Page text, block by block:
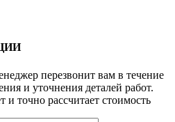
перезвонит вам в течение
и уточнения деталей работ.
и точно рассчитает стоимость